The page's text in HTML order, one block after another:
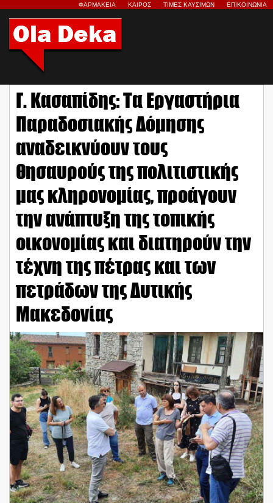
ΦΑΡΜΑΚΕΙΑ ΚΑΙΡΟΣ ΤΙΜΕΣ ΚΑΥΣΙΜΩΝ ΕΠΙΚΟΙΝΩΝΙΑ
Γ. Κασαπίδης: Τα Εργαστήρια
Παραδοσιακής Δόμησης
αναδεικνύουν τους
θησαυρούς της πολιτιστικής
μας κληρονομίας, προάγουν
την ανάπτυξη της τοπικής
οικονομίας και διατηρούν την
τέχνη της πέτρας και των
πετράδων της Δυτικής
Μακεδονίας